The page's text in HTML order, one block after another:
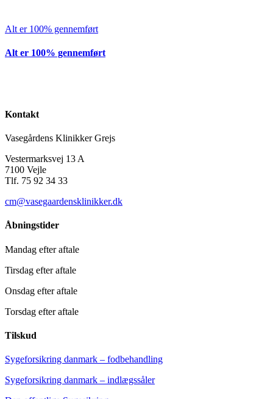
Alt er 100% gennemført
Alt er 100% gennemført
Kontakt
Vasegårdens Klinikker Grejs
Vestermarksvej 13 A
7100 Vejle
Tlf. 75 92 34 33
cm@vasegaardensklinikker.dk
Åbningstider
Mandag efter aftale
Tirsdag efter aftale
Onsdag efter aftale
Torsdag efter aftale
Tilskud
Sygeforsikring danmark – fodbehandling
Sygeforsikring danmark – indlægssåler